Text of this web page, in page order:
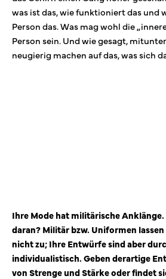
was ist das, wie funktioniert das und
Person das. Was mag wohl die
Person sein. Und wie gesagt,
neugierig machen auf das, was sich
Ihre Mode hat militärische
daran? Militär bzw. Uniformen
nicht zu; Ihre Entwürfe sind aber
individualistisch. Geben derartige
von Strenge und Stärke oder findet